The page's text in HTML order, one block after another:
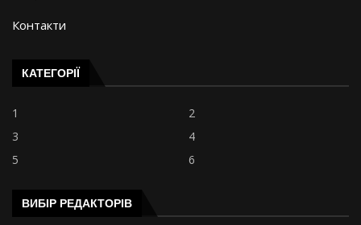
Контакти
КАТЕГОРІЇ
1
2
3
4
5
6
ВИБІР РЕДАКТОРІВ